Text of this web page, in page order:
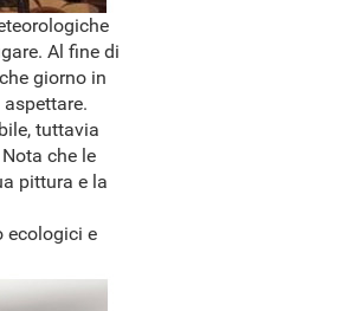
Al fine di
giorno in
tuttavia
che le
pittura e la
ecologici e